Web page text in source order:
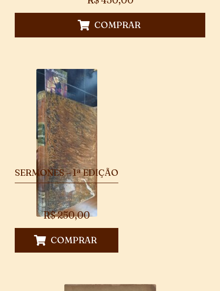
COMPRAR
SERMONES – 1ª EDIÇÃO
R$250,00
COMPRAR